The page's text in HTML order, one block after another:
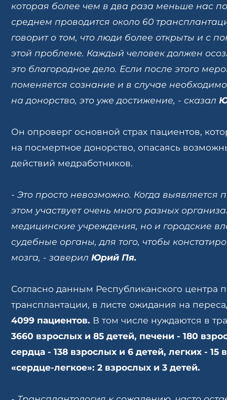
которая более чем в два раза меньше нас
среднем проводится около 60
говорит о том, что люди более открыты и с
этой проблеме. Каждый человек должен
это благородное дело. Если после этого
поменяется сознание и в случае
на донорство, это уже достижение, - сказал
Он опроверг основной страх пациентов,
на посмертное донорство, опасаясь
действий медработников.
- Это просто невозможно. Когда выявляется
этом участвует очень много разных
медицинские учреждения, но и городские
судебные органы, для того, чтобы
мозга, - заверилЮрий Пя.
Согласно данным Республиканского центра
трансплантации, в листе ожидания на
4099 пациентов. В том числе нуждаются в
3660 взрослых и 85 детей, печени - 180
сердца - 138 взрослых и 6 детей, легких - 15
«сердце-легкое»: 2 взрослых и 3 детей.